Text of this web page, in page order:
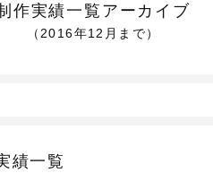
作実績一覧アーカイブ
（2016年12月まで）
績一覧